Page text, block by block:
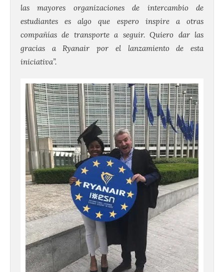
las mayores organizaciones de intercambio de
estudiantes es algo que espero inspire a otras
compañías de transporte a seguir. Quiero dar las
gracias a Ryanair por el lanzamiento de esta
iniciativa”.